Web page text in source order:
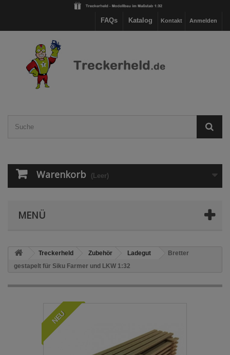
Anmelden
Kontakt
Katalog
FAQs
Warenkorb (Leer)
MENÜ
Treckerheld Zubehör Ladegut
Bretter
gestapelt für Siku Farmer und LKW 1:32
NEU